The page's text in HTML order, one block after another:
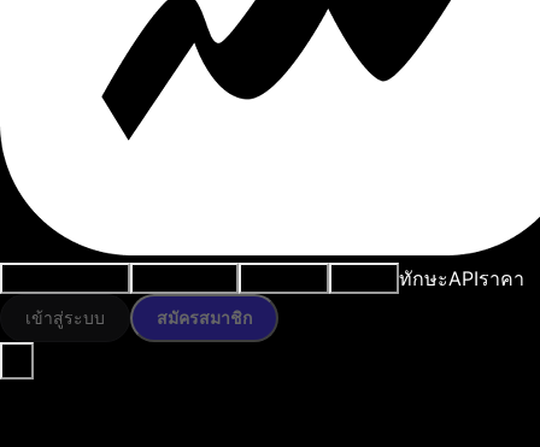
ทักษะAPIราคา
เข้าสู่ระบบ สมัครสมาชิก